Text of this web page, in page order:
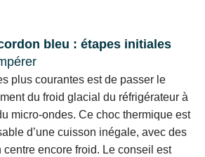
bleu : étapes initiales
plus courantes est de passer le
du froid glacial du réfrigérateur à
micro-ondes. Ce choc thermique est
d’une cuisson inégale, avec des
centre encore froid. Le conseil est